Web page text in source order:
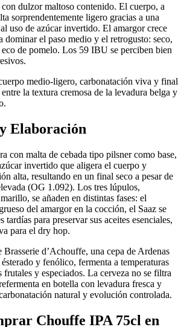
dulzor maltoso contenido. El cuerpo, a
sorprendentemente ligero gracias a una
uso de azúcar invertido. El amargor crece
dominar el paso medio y el retrogusto: seco,
de pomelo. Los 59 IBU se perciben bien
medio-ligero, carbonatación viva y final
la textura cremosa de la levadura belga y
Elaboración
con malta de cebada tipo pilsner como base,
invertido que aligera el cuerpo y
alta, resultando en un final seco a pesar de
(OG 1.092). Los tres lúpulos,
se añaden en distintas fases: el
del amargor en la cocción, el Saaz se
tardías para preservar sus aceites esenciales,
para el dry hop.
d’Achouffe, una cepa de Ardenas
y fenólico, fermenta a temperaturas
frutales y especiados. La cerveza no se filtra
en botella con levadura fresca y
natural y evolución controlada.
Chouffe IPA 75cl en